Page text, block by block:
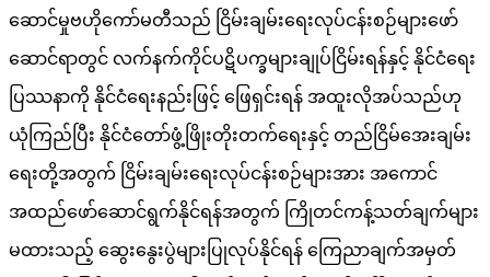
ဆောင်မှုဗဟိုကော်မတီသည် ငြိမ်းချမ်းရေးလုပ်ငန်းစဉ်များဖော်
ဆောင်ရာတွင် လက်နက်ကိုင်ပဋိပက္ခများချုပ်ငြိမ်းရန်နှင့် နိုင်ငံရေး
ပြဿနာကို နိုင်ငံရေးနည်းဖြင့် ဖြေရှင်းရန် အထူးလိုအပ်သည်ဟု
ယုံကြည်ပြီး နိုင်ငံတော်ဖွံ့ဖြိုးတိုးတက်ရေးနှင့် တည်ငြိမ်အေးချမ်း
ရေးတို့အတွက် ငြိမ်းချမ်းရေးလုပ်ငန်းစဉ်များအား အကောင်
အထည်ဖော်ဆောင်ရွက်နိုင်ရန်အတွက် ကြိုတင်ကန့်သတ်ချက်များ
မထားသည့် ဆွေးနွေးပွဲများပြုလုပ်နိုင်ရန် ကြေညာချက်အမှတ်